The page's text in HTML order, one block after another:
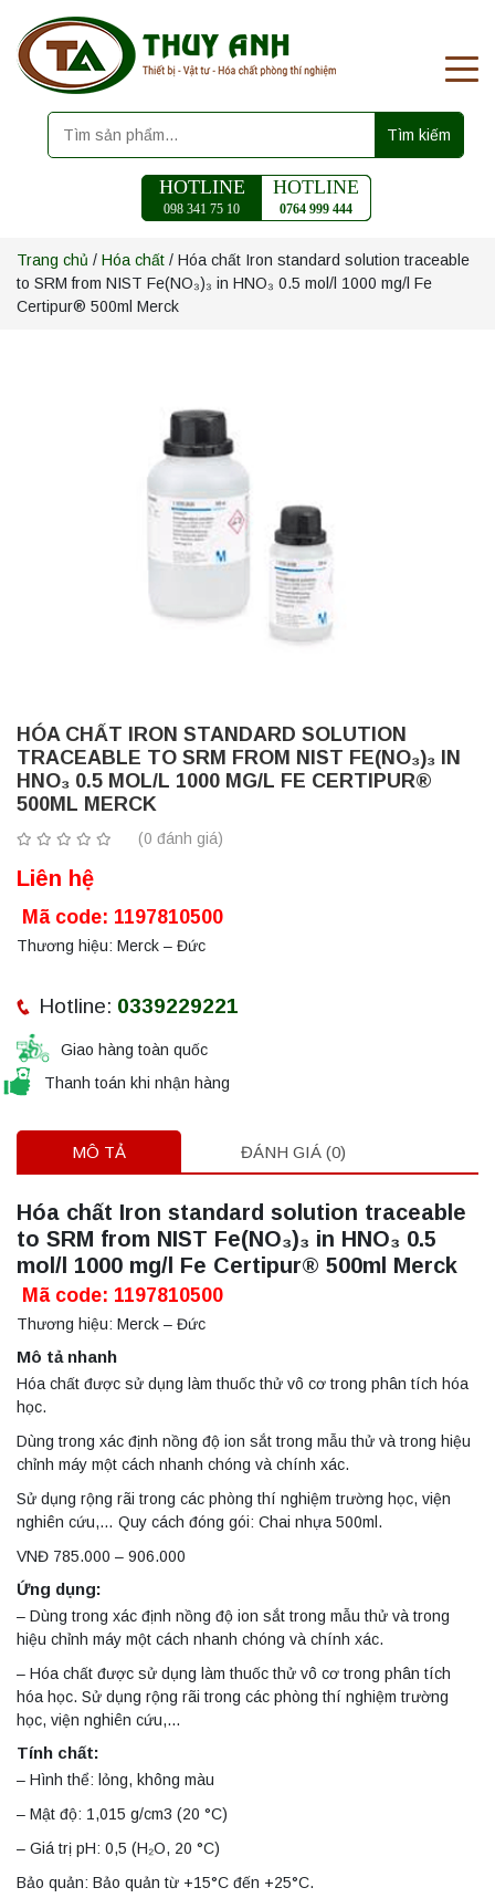
Tìm kiếm
HOTLINE
098 341 75 10
HOTLINE
0764 999 444
Trang chủ / Hóa chất / Hóa chất Iron standard solution traceable
to SRM from NIST Fe(NO₃)₃ in HNO₃ 0.5 mol/l 1000 mg/l Fe
Certipur® 500ml Merck
HÓA CHẤT IRON STANDARD SOLUTION
TRACEABLE TO SRM FROM NIST FE(NO₃)₃ IN
HNO₃ 0.5 MOL/L 1000 MG/L FE CERTIPUR®
500ML MERCK
(0 đánh giá)
Liên hệ
Mã code: 1197810500
Thương hiệu: Merck – Đức
Hotline: 0339229221
Giao hàng toàn quốc
Thanh toán khi nhận hàng
MÔ TẢ ĐÁNH GIÁ (0)
Hóa chất Iron standard solution traceable
to SRM from NIST Fe(NO₃)₃ in HNO₃ 0.5
mol/l 1000 mg/l Fe Certipur® 500ml Merck
Mã code: 1197810500
Thương hiệu: Merck – Đức
Mô tả nhanh
Hóa chất được sử dụng làm thuốc thử vô cơ trong phân tích hóa
học.
Dùng trong xác định nồng độ ion sắt trong mẫu thử và trong hiệu
chỉnh máy một cách nhanh chóng và chính xác.
Sử dụng rộng rãi trong các phòng thí nghiệm trường học, viện
nghiên cứu,… Quy cách đóng gói: Chai nhựa 500ml.
VNĐ 785.000 – 906.000
Ứng dụng:
– Dùng trong xác định nồng độ ion sắt trong mẫu thử và trong
hiệu chỉnh máy một cách nhanh chóng và chính xác.
– Hóa chất được sử dụng làm thuốc thử vô cơ trong phân tích
hóa học. Sử dụng rộng rãi trong các phòng thí nghiệm trường
học, viện nghiên cứu,…
Tính chất:
– Hình thể: lỏng, không màu
– Mật độ: 1,015 g/cm3 (20 °C)
– Giá trị pH: 0,5 (H₂O, 20 °C)
Bảo quản: Bảo quản từ +15°C đến +25°C.